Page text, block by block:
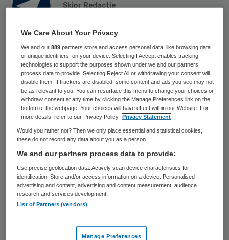
Skipr Redactie
13 december 2024 ,09:22
323 keer gelezen
Amsterdam, Rotterdam, Den Haag en
Utrecht (de G4) zijn blij met de extra
financiële steun die is vrijgemaakt om de
vaccinatiegraad in steden te verhogen. De
Tweede Kamer stemde gisteren voor het
vrijmaken van 7 miljoen euro voor kleine
campagnes in stadswijken om kinderen te
laten inenten.
omdat steeds minder ouders hun kinderen
We Care About Your Privacy
We and our889 partners store and access personal data, like browsing data
or unique identifiers, on your device. Selecting I Accept enables tracking
technologies to support the purposes shown under we and our partners
process data to provide. Selecting Reject All or withdrawing your consent will
disable them. If trackers are disabled, some content and ads you see may not
be as relevant to you. You can resurface this menu to change your choices or
withdraw consent at any time by clicking the Manage Preferences link on the
bottom of the webpage. Your choices will have effect within our Website. For
more details, refer to our Privacy Policy.
Privacy Statement
Would you rather not? Then we only place essential and statistical cookies,
these do not record any data about you as a person
We and our partners process data to provide:
Use precise geolocation data. Actively scan device characteristics for
identification. Store and/or access information on a device. Personalised
advertising and content, advertising and content measurement, audience
research and services development.
List of Partners (vendors)
Manage Preferences